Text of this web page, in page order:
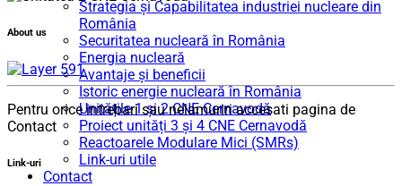
Strategia și Capabilitatea industriei nucleare din
România
Securitatea nucleară în România
Energia nucleară
Avantaje și beneficii
Istoric energie nucleară în România
Unitățile 1 și 2 CNE Cernavodă
Proiect unități 3 și 4 CNE Cernavodă
Reactoarele Modulare Mici (SMRs)
Link-uri utile
Contact
About us
Pentru orice intrebari sau nelamuriri accesati pagina de
Contact
Link-uri